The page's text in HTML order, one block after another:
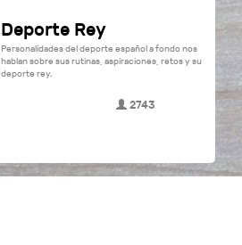
Deporte Rey
Personalidades del deporte español a fondo nos
hablan sobre sus rutinas, aspiraciones, retos y su
deporte rey.
2743